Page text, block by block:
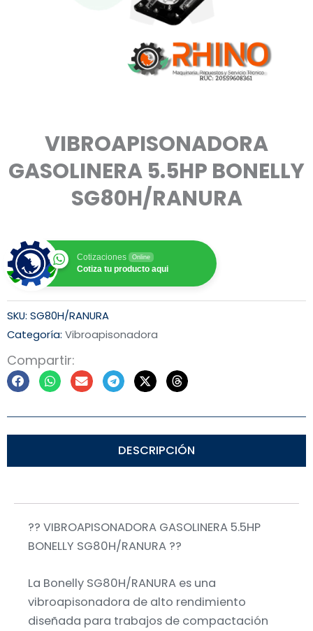
VIBROAPISONADORA
GASOLINERA 5.5HP BONELLY
SG80H/RANURA
Cotizaciones Online
Cotiza tu producto aqui
SKU: SG80H/RANURA
Categoría: Vibroapisonadora
Compartir:
DESCRIPCIÓN
?? VIBROAPISONADORA GASOLINERA 5.5HP
BONELLY SG80H/RANURA ??
La Bonelly SG80H/RANURA es una
vibroapisonadora de alto rendimiento
diseñada para trabajos de compactación